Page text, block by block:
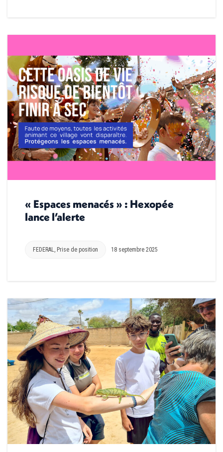
« Espaces menacés » : Hexopée
lance l’alerte
FEDERAL, Prise de position 18 septembre 2025